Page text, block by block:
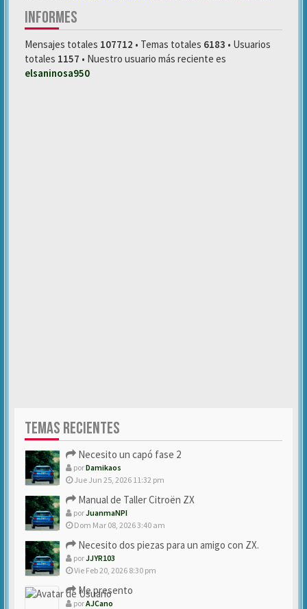
INFORMES
Mensajes totales 107712 • Temas totales 6183 • Usuarios
totales 1157 • Nuestro usuario más reciente es
elsaninosa950
TEMAS RECIENTES
Necesito un capó fase 2
porDamikaos
Jue Jun 25, 2026 11:32 pm
Manual de Taller Citroën ZX
porJuanmaNPI
Dom Mar 08, 2026 3:40 am
Necesito dos piezas para un amigo con ZX.
porJJYR103
Vie Feb 20, 2026 8:30 pm
Me presento
porAJCano